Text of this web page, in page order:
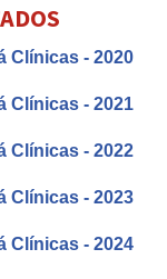
Clínicas - 2020
Clínicas - 2021
Clínicas - 2022
Clínicas - 2023
Clínicas - 2024